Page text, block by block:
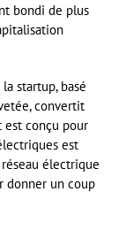
bondi de plus
startup, basé
convertit
est conçu pour
est
électrique
donner un coup